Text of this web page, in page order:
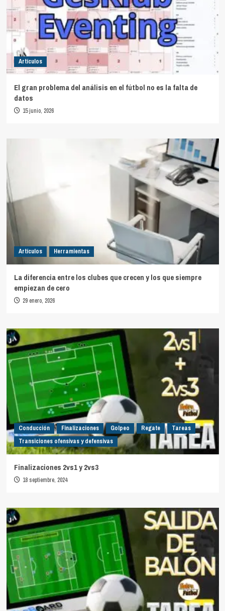
Artículos
El gran problema del análisis en el fútbol no es la falta de
datos
15 junio, 2026
Artículos Herramientas
La diferencia entre los clubes que crecen y los que siempre
empiezan de cero
29 enero, 2026
Conducción Finalizaciones Golpeo Regate
Tareas
Transiciones ofensivas y defensivas
Finalizaciones 2vs1 y 2vs3
18 septiembre, 2024